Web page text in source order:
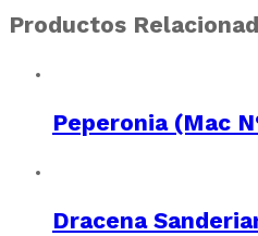
Productos
Peperonia (Mac
Dracena